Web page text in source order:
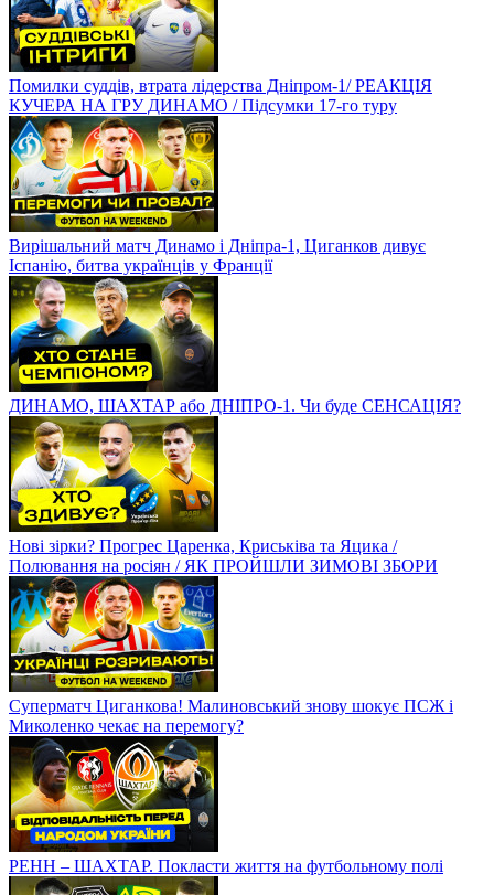
Помилки суддів, втрата лідерства Дніпром-1/ РЕАКЦІЯ
КУЧЕРА НА ГРУ ДИНАМО / Підсумки 17-го туру
Вирішальний матч Динамо і Дніпра-1, Циганков дивує
Іспанію, битва українців у Франції
ДИНАМО, ШАХТАР або ДНІПРО-1. Чи буде СЕНСАЦІЯ?
Нові зірки? Прогрес Царенка, Криськіва та Яцика /
Полювання на росіян / ЯК ПРОЙШЛИ ЗИМОВІ ЗБОРИ
Суперматч Циганкова! Малиновський знову шокує ПСЖ і
Миколенко чекає на перемогу?
РЕНН – ШАХТАР. Покласти життя на футбольному полі